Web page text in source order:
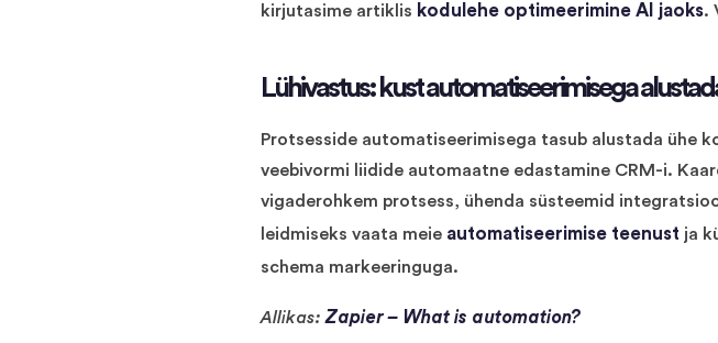
kirjutasime artiklis kodulehe optimeerimine AI jaoks.
Lühivastus: kust automatiseerimisega
Protsesside automatiseerimisega tasub alustada ühe
veebivormi liidide automaatne edastamine CRM-i.
vigaderohkem protsess, ühenda süsteemid
leidmiseks vaata meie automatiseerimise teenust ja
schema markeeringuga.
Allikas:Zapier – What is automation?